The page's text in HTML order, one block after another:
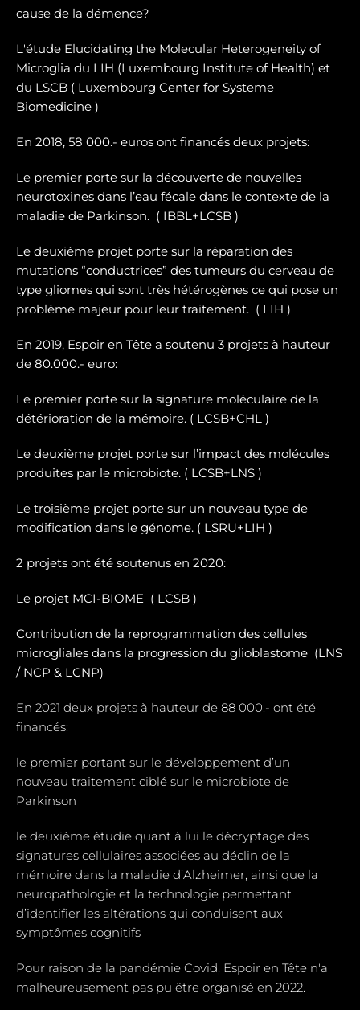
cause de la démence?
L'étude Elucidating the Molecular Heterogeneity of
Microglia du LIH (Luxembourg Institute of Health) et
du LSCB ( Luxembourg Center for Systeme
Biomedicine )
En 2018, 58 000.- euros ont financés deux projets:
Le premier porte sur la découverte de nouvelles
neurotoxines dans l’eau fécale dans le contexte de la
maladie de Parkinson. ( IBBL+LCSB )
Le deuxième projet porte sur la réparation des
mutations “conductrices” des tumeurs du cerveau de
type gliomes qui sont très hétérogènes ce qui pose un
problème majeur pour leur traitement. ( LIH )
En 2019, Espoir en Tête a soutenu 3 projets à hauteur
de 80.000.- euro:
Le premier porte sur la signature moléculaire de la
détérioration de la mémoire. ( LCSB+CHL )
Le deuxième projet porte sur l’impact des molécules
produites par le microbiote. ( LCSB+LNS )
Le troisième projet porte sur un nouveau type de
modification dans le génome. ( LSRU+LIH )
2 projets ont été soutenus en 2020:
Le projet MCI-BIOME ( LCSB )
Contribution de la reprogrammation des cellules
microgliales dans la progression du glioblastome (LNS
/ NCP & LCNP)
En 2021 deux projets à hauteur de 88 000.- ont été
financés:
le premier portant sur le développement d’un
nouveau traitement ciblé sur le microbiote de
Parkinson
le deuxième étudie quant à lui le décryptage des
signatures cellulaires associées au déclin de la
mémoire dans la maladie d’Alzheimer, ainsi que la
neuropathologie et la technologie permettant
d’identifier les altérations qui conduisent aux
symptômes cognitifs
Pour raison de la pandémie Covid, Espoir en Tête n'a
malheureusement pas pu être organisé en 2022.